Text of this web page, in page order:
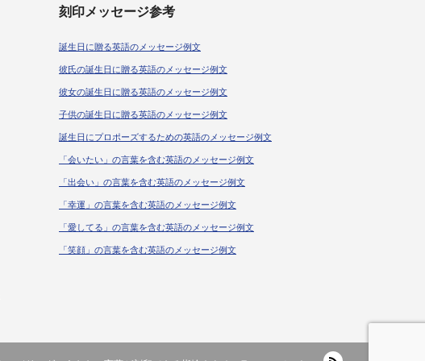
刻印メッセージ参考
誕生日に贈る英語のメッセージ例文
彼氏の誕生日に贈る英語のメッセージ例文
彼女の誕生日に贈る英語のメッセージ例文
子供の誕生日に贈る英語のメッセージ例文
誕生日にプロポーズするための英語のメッセージ例文
「会いたい」の言葉を含む英語のメッセージ例文
「出会い」の言葉を含む英語のメッセージ例文
「幸運」の言葉を含む英語のメッセージ例文
「愛してる」の言葉を含む英語のメッセージ例文
「笑顔」の言葉を含む英語のメッセージ例文